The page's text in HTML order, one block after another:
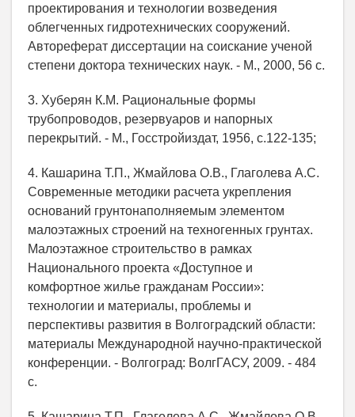
проектирования и технологии возведения
облегченных гидротехнических сооружений.
Автореферат диссертации на соискание ученой
степени доктора технических наук. - М., 2000, 56 с.
3. Хуберян К.М. Рациональные формы
трубопроводов, резервуаров и напорных
перекрытий. - М., Госстройиздат, 1956, с.122-135;
4. Кашарина Т.П., Жмайлова О.В., Глаголева А.С.
Современные методики расчета укрепления
оснований грунтонаполняемым элементом
малоэтажных строений на техногенных грунтах.
Малоэтажное строительство в рамках
Национального проекта «Доступное и
комфортное жилье гражданам России»:
технологии и материалы, проблемы и
перспективы развития в Волгоградский области:
материалы Международной научно-практической
конференции. - Волгоград: ВолгГАСУ, 2009. - 484
с.